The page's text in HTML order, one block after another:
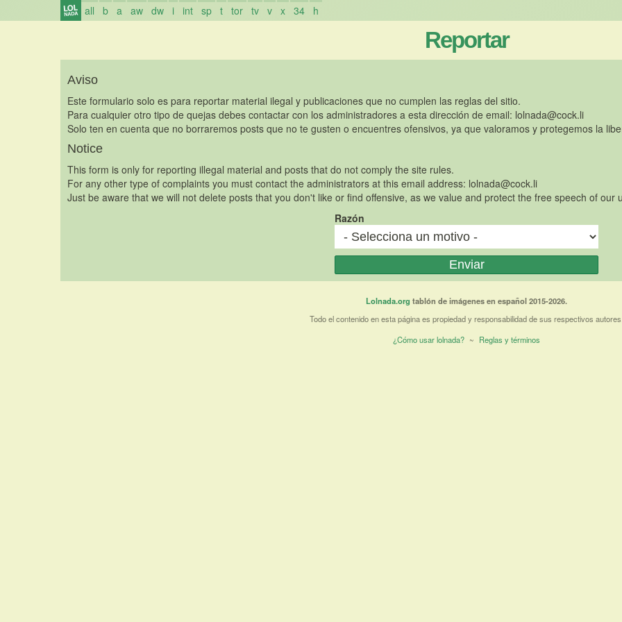
all b a aw dw i int sp t tor tv v x 34 h
Reportar
Aviso
Este formulario solo es para reportar material ilegal y publicaciones que no cumplen las reglas del sitio.
Para cualquier otro tipo de quejas debes contactar con los administradores a esta dirección de email: lolnada@cock.li
Solo ten en cuenta que no borraremos posts que no te gusten o encuentres ofensivos, ya que valoramos y protegemos la
Notice
This form is only for reporting illegal material and posts that do not comply the site rules.
For any other type of complaints you must contact the administrators at this email address: lolnada@cock.li
Just be aware that we will not delete posts that you don't like or find offensive, as we value and protect the free speech of our
Razón
Lolnada.org tablón de imágenes en español 2015-2026.
Todo el contenido en esta página es propiedad y responsabilidad de sus respectivos
¿Cómo usar lolnada? ~ Reglas y términos